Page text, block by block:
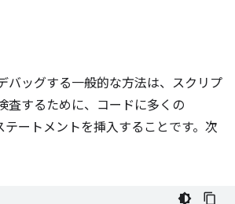
バッグする一般的な方法は、スクリプ
査するために、コードに多くの
テートメントを挿入することです。次